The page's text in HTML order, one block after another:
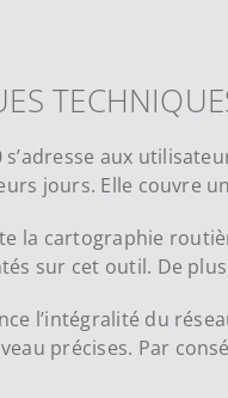
s’adresse aux
jours. Elle couvre
la cartographie
sur cet outil. De
l’intégralité du
précises. Par